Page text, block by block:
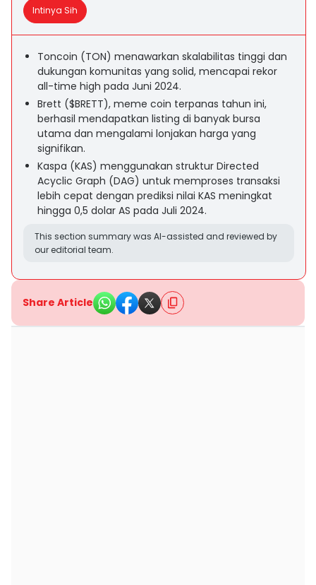
Intinya Sih
Toncoin (TON) menawarkan skalabilitas tinggi dan
dukungan komunitas yang solid, mencapai rekor
all-time high pada Juni 2024.
Brett ($BRETT), meme coin terpanas tahun ini,
berhasil mendapatkan listing di banyak bursa
utama dan mengalami lonjakan harga yang
signifikan.
Kaspa (KAS) menggunakan struktur Directed
Acyclic Graph (DAG) untuk memproses transaksi
lebih cepat dengan prediksi nilai KAS meningkat
hingga 0,5 dolar AS pada Juli 2024.
This section summary was AI-assisted and reviewed by
our editorial team.
Share Article